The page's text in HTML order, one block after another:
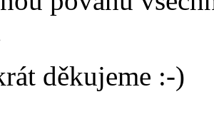
děkujeme :-)